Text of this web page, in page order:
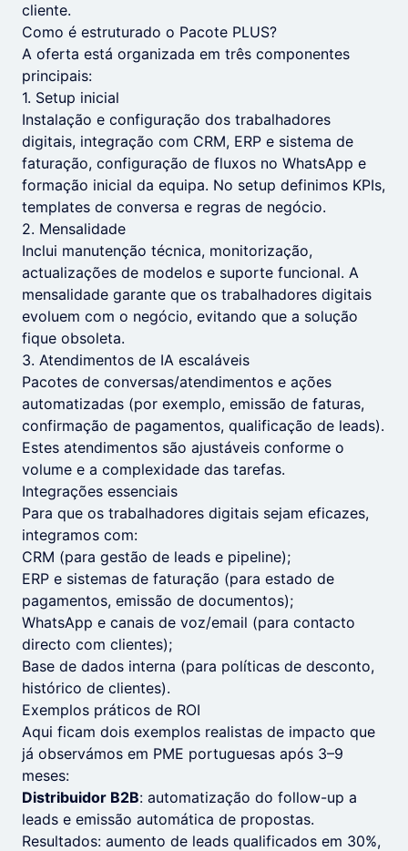
cliente.
Como é estruturado o Pacote PLUS?
A oferta está organizada em três componentes
principais:
1. Setup inicial
Instalação e configuração dos trabalhadores
digitais, integração com CRM, ERP e sistema de
faturação, configuração de fluxos no WhatsApp e
formação inicial da equipa. No setup definimos KPIs,
templates de conversa e regras de negócio.
2. Mensalidade
Inclui manutenção técnica, monitorização,
actualizações de modelos e suporte funcional. A
mensalidade garante que os trabalhadores digitais
evoluem com o negócio, evitando que a solução
fique obsoleta.
3. Atendimentos de IA escaláveis
Pacotes de conversas/atendimentos e ações
automatizadas (por exemplo, emissão de faturas,
confirmação de pagamentos, qualificação de leads).
Estes atendimentos são ajustáveis conforme o
volume e a complexidade das tarefas.
Integrações essenciais
Para que os trabalhadores digitais sejam eficazes,
integramos com:
CRM (para gestão de leads e pipeline);
ERP e sistemas de faturação (para estado de
pagamentos, emissão de documentos);
WhatsApp e canais de voz/email (para contacto
directo com clientes);
Base de dados interna (para políticas de desconto,
histórico de clientes).
Exemplos práticos de ROI
Aqui ficam dois exemplos realistas de impacto que
já observámos em PME portuguesas após 3–9
meses:
Distribuidor B2B: automatização do follow-up a
leads e emissão automática de propostas.
Resultados: aumento de leads qualificados em 30%,